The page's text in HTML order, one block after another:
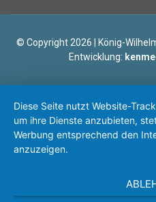
© Copyright 2026 | König-
Entwicklung:
Diese Seite nutzt Website-
um ihre Dienste anzubieten,
Werbung entsprechend den
anzuzeigen.